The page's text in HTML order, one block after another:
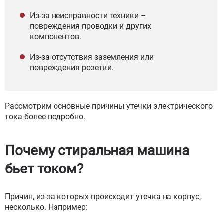
Из-за неисправности техники –
повреждения проводки и других
компонентов.
Из-за отсутствия заземления или
повреждения розетки.
Рассмотрим основные причины утечки электрического
тока более подробно.
Почему стиральная машина
бьет током?
Причин, из-за которых происходит утечка на корпус,
несколько. Например: